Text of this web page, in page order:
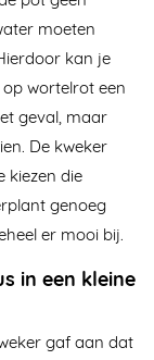
moeten
kan je
wortelrot een
geval, maar
De kweker
kiezen die
genoeg
er mooi bij.
in een kleine
gaf aan dat